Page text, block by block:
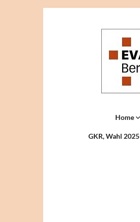
Home
GKR, Wahl 2025